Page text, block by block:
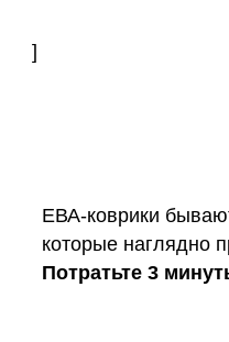
]
ЕВА-коврики
которые наглядно
Потратьте 3